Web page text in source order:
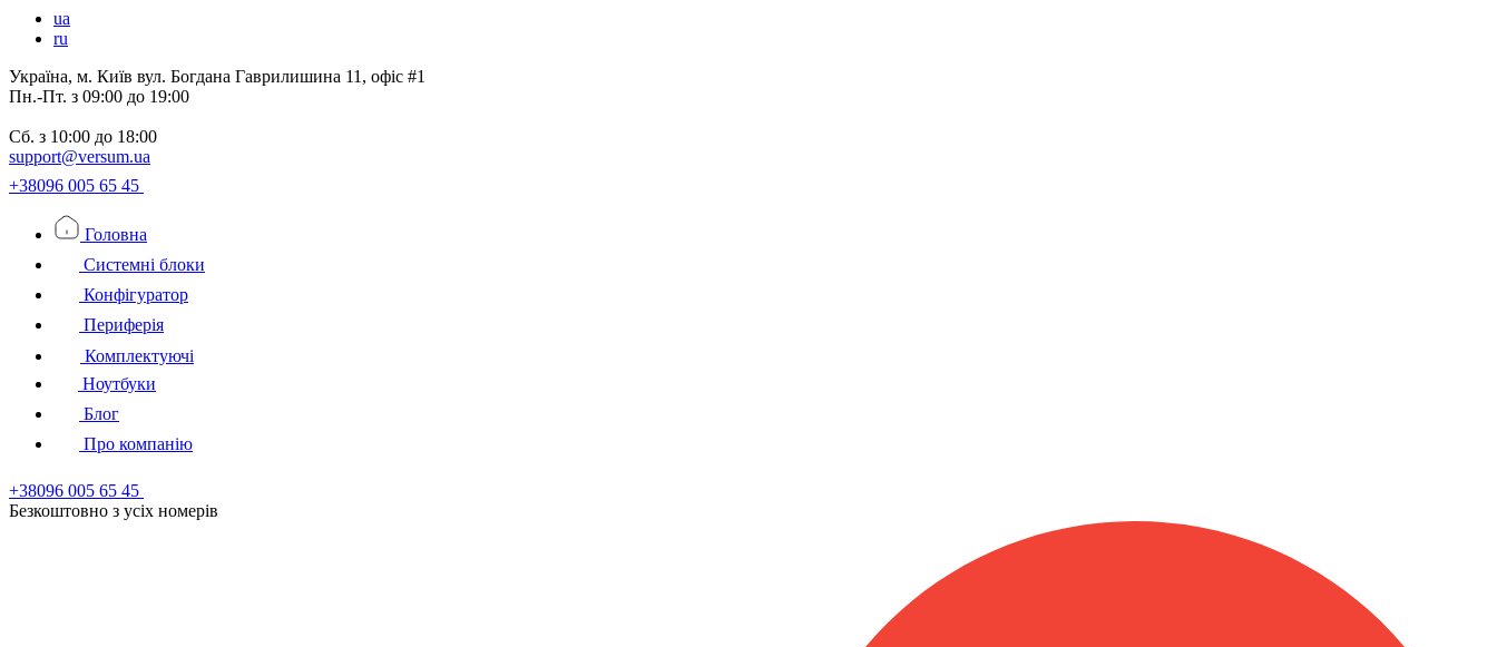
ua
ru
Україна, м. Київ вул. Богдана Гаврилишина 11, офіс #1
Пн.-Пт. з 09:00 до 19:00
Сб. з 10:00 до 18:00
support@versum.ua
+38096 005 65 45
Головна
Системні блоки
Конфігуратор
Периферія
Комплектуючі
Ноутбуки
Блог
Про компанію
+38096 005 65 45
Безкоштовно з усiх номерiв